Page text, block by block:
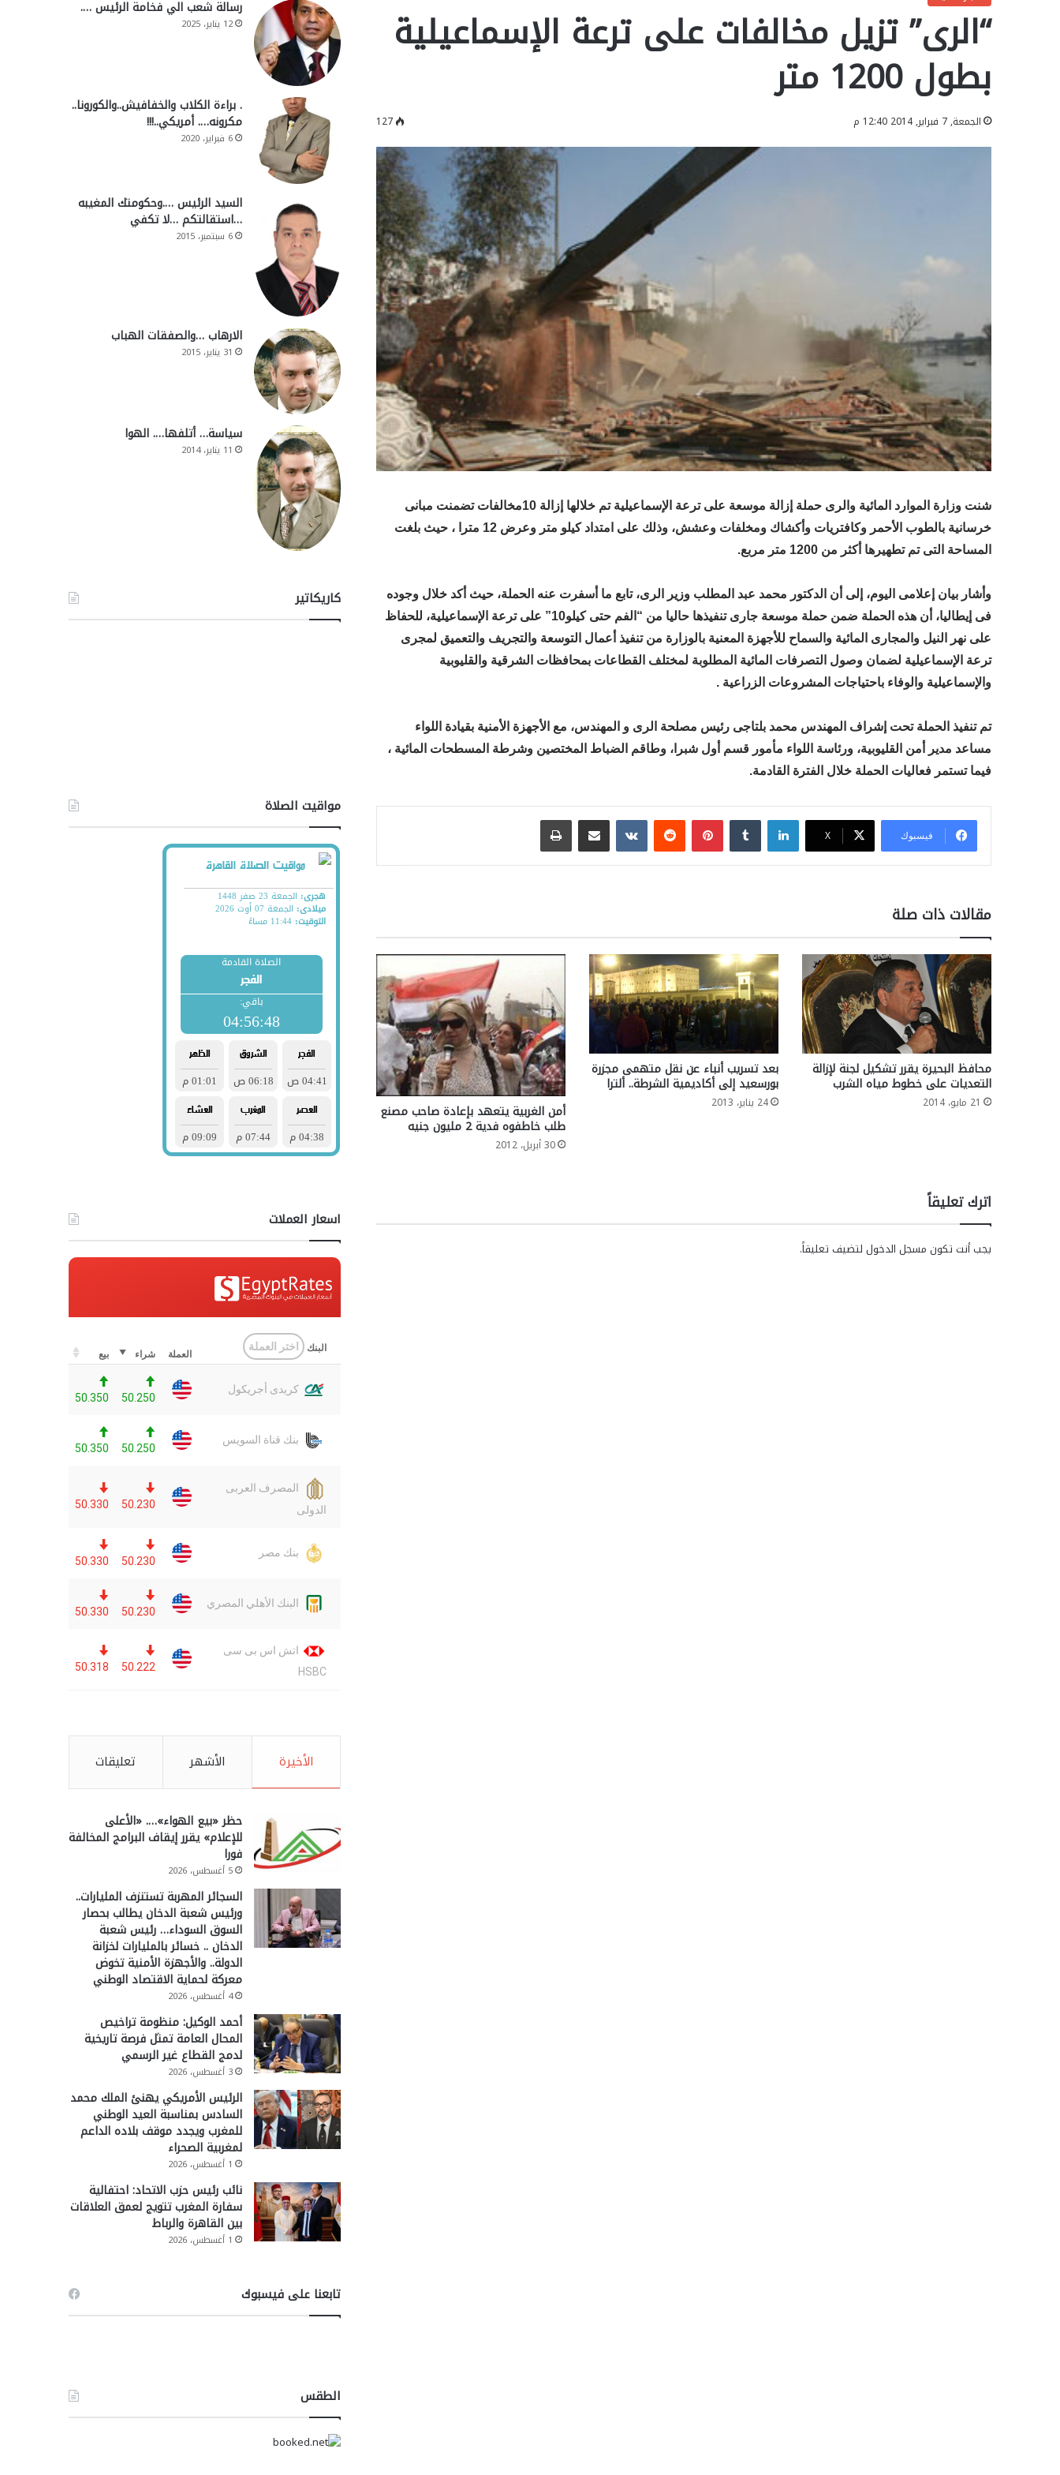
“الرى” تزيل مخالفات على ترعة الإسماعيلية
بطول 1200 متر
الجمعة, 7 فبراير, 2014 12:40 م 127
شنت وزارة الموارد المائية والرى حملة إزالة موسعة على ترعة الإسماعيلية تم خلالها إزالة 10مخالفات تضمنت مبانى
خرسانية بالطوب الأحمر وكافتريات وأكشاك ومخلفات وعشش، وذلك على امتداد كيلو متر وعرض 12 مترا ، حيث بلغت
المساحة التى تم تطهيرها أكثر من 1200 متر مربع.
وأشار بيان إعلامى اليوم، إلى أن الدكتور محمد عبد المطلب وزير الرى، تابع ما أسفرت عنه الحملة، حيث أكد خلال وجوده
فى إيطاليا، أن هذه الحملة ضمن حملة موسعة جارى تنفيذها حاليا من “الفم حتى كيلو10” على ترعة الإسماعيلية، للحفاظ
على نهر النيل والمجارى المائية والسماح للأجهزة المعنية بالوزارة من تنفيذ أعمال التوسعة والتجريف والتعميق لمجرى
ترعة الإسماعيلية لضمان وصول التصرفات المائية المطلوبة لمختلف القطاعات بمحافظات الشرقية والقليوبية
والإسماعيلية والوفاء باحتياجات المشروعات الزراعية .
تم تنفيذ الحملة تحت إشراف المهندس محمد بلتاجى رئيس مصلحة الرى و المهندس، مع الأجهزة الأمنية بقيادة اللواء
مساعد مدير أمن القليوبية، ورئاسة اللواء مأمور قسم أول شبرا، وطاقم الضباط المختصين وشرطة المسطحات المائية ،
فيما تستمر فعاليات الحملة خلال الفترة القادمة.
فيسبوك ‫X
لينكدإن بينتيريست مشاركة عبر البريد طباعة
مقالات ذات صلة
محافظ البحيرة يقرر تشكيل لجنة لإزالة
التعديات على خطوط مياه الشرب
21 مايو، 2014
بعد تسريب أنباء عن نقل متهمى مجزرة
بورسعيد إلى أكاديمية الشرطة.. ألترا
24 يناير، 2013 أمن الغربية يتعهد بإعادة صاحب مصنع
طلب خاطفوه فدية 2 مليون جنيه
30 أبريل، 2012
اترك تعليقاً
يجب أنت تكون مسجل الدخول لتضيف تعليقاً.
رسالة شعب الي فخامة الرئيس ….
12 يناير، 2025
. براءة الكلاب والخفافيش..والكورونا..
مكرونه…. أمريكي..!!!
6 فبراير، 2020
السيد الرئيس ….وحكومتك المغيبه
…استقالتكم …لا تكفي
6 سبتمبر، 2015
الارهاب …والصفقات الهباب
31 يناير، 2015
سياسة… أتلفها…. الهوا
11 يناير، 2014
كاريكاتير
مواقيت الصلاة
اسعار العملات
الأخيرة الأشهر تعليقات
حظر «بيع الهواء»…. «الأعلى
للإعلام» يقرر إيقاف البرامج المخالفة
فورا
5 أغسطس، 2026
السجائر المهربة تستنزف المليارات..
ورئيس شعبة الدخان يطالب بحصار
السوق السوداء… رئيس شعبة
الدخان .. خسائر بالمليارات لخزانة
الدولة.. والأجهزة الأمنية تخوض
معركة لحماية الاقتصاد الوطني
4 أغسطس، 2026
أحمد الوكيل: منظومة تراخيص
المحال العامة تمثل فرصة تاريخية
لدمج القطاع غير الرسمي
3 أغسطس، 2026
الرئيس الأمريكي يهنئ الملك محمد
السادس بمناسبة العيد الوطني
للمغرب ويجدد موقف بلاده الداعم
لمغربية الصحراء
1 أغسطس، 2026
نائب رئيس حزب الاتحاد: احتفالية
سفارة المغرب تتويج لعمق العلاقات
بين القاهرة والرباط
1 أغسطس، 2026
تابعنا على فيسبوك
الطقس